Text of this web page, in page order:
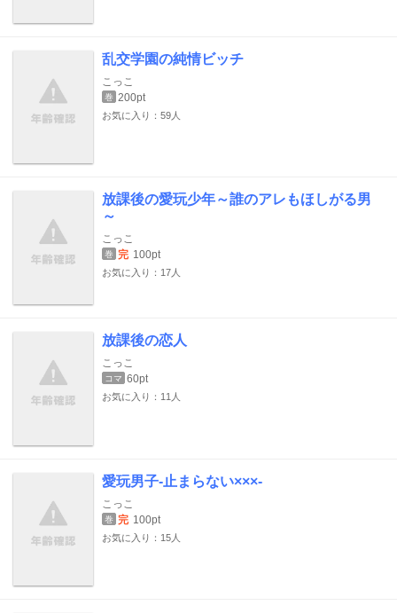
乱交学園の純情ビッチ
こっこ
巻 200pt
お気に入り：59人
放課後の愛玩少年～誰のアレもほしがる男
～
こっこ
巻 完 100pt
お気に入り：17人
放課後の恋人
こっこ
コマ 60pt
お気に入り：11人
愛玩男子-止まらない×××-
こっこ
巻 完 100pt
お気に入り：15人